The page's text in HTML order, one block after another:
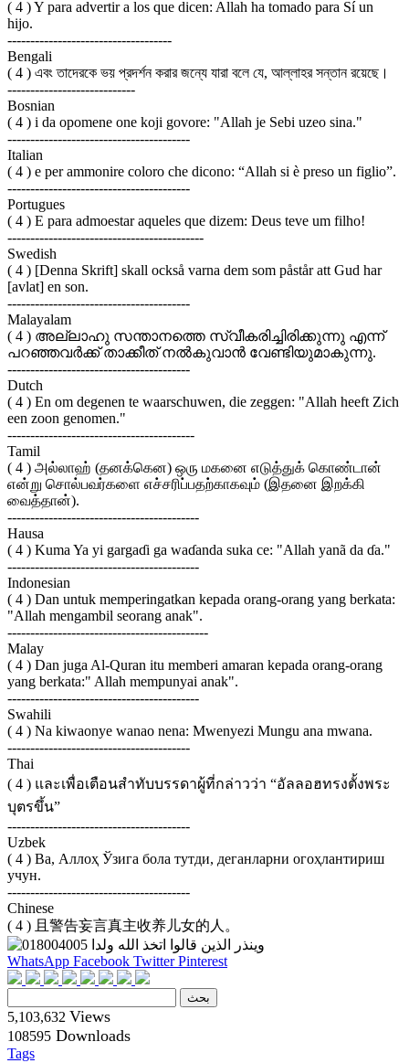
( 4 ) Y para advertir a los que dicen: Allah ha tomado para Sí un
hijo.
------------------------------------
Bengali
( 4 ) এবং তাদেরকে ভয় প্রদর্শন করার জন্যে যারা বলে যে, আল্লাহর সন্তান রয়েছে।
----------------------------
Bosnian
( 4 ) i da opomene one koji govore: "Allah je Sebi uzeo sina."
----------------------------------------
Italian
( 4 ) e per ammonire coloro che dicono: “Allah si è preso un figlio”.
----------------------------------------
Portugues
( 4 ) E para admoestar aqueles que dizem: Deus teve um filho!
-------------------------------------------
Swedish
( 4 ) [Denna Skrift] skall också varna dem som påstår att Gud har
[avlat] en son.
----------------------------------------
Malayalam
( 4 ) അല്ലാഹു സന്താനത്തെ സ്വീകരിച്ചിരിക്കുന്നു എന്ന്
പറഞ്ഞവര്‍ക്ക് താക്കീത് നല്‍കുവാന്‍ വേണ്ടിയുമാകുന്നു.
----------------------------------------
Dutch
( 4 ) En om degenen te waarschuwen, die zeggen: "Allah heeft Zich
een zoon genomen."
-----------------------------------------
Tamil
( 4 ) அல்லாஹ் (தனக்கென) ஒரு மகனை எடுத்துக் கொண்டான்
என்று சொல்பவர்களை எச்சரிப்பதற்காகவும் (இதனை இறக்கி
வைத்தான்).
------------------------------------------
Hausa
( 4 ) Kuma Ya yi gargaɗi ga waɗanda suka ce: "Allah yanã da ɗa."
------------------------------------------
Indonesian
( 4 ) Dan untuk memperingatkan kepada orang-orang yang berkata:
"Allah mengambil seorang anak".
--------------------------------------------
Malay
( 4 ) Dan juga Al-Quran itu memberi amaran kepada orang-orang
yang berkata:" Allah mempunyai anak".
------------------------------------------
Swahili
( 4 ) Na kiwaonye wanao nena: Mwenyezi Mungu ana mwana.
----------------------------------------
Thai
( 4 ) และเพื่อเตือนสำทับบรรดาผู้ที่กล่าวว่า “อัลลอฮทรงตั้งพระ
บุตรขึ้น”
----------------------------------------
Uzbek
( 4 ) Ва, Аллоҳ Ўзига бола тутди, деганларни огоҳлантириш
учун.
----------------------------------------
Chinese
( 4 ) 且警告妄言真主收养儿女的人。
WhatsApp Facebook TwitterPinterest
5,103,632 Views
108595 Downloads
Tags